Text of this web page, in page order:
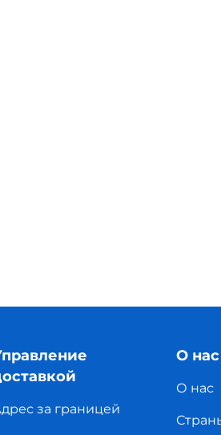
за границей
О нас
О нас